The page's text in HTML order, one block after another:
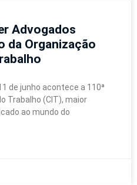
Advogados
da Organização
de junho acontece a 110ª
Trabalho (CIT), maior
ao mundo do